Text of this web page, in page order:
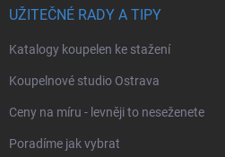
UŽITEČNÉ RADY A TIPY
Katalogy koupelen ke stažení
Koupelnové studio Ostrava
Ceny na míru - levněji to neseženete
Poradíme jak vybrat